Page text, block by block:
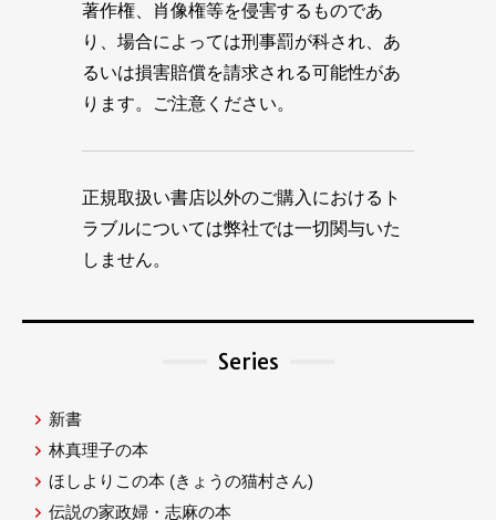
著作権、肖像権等を侵害するものであ
り、場合によっては刑事罰が科され、あ
るいは損害賠償を請求される可能性があ
ります。ご注意ください。
正規取扱い書店以外のご購入におけるト
ラブルについては弊社では一切関与いた
しません。
Series
新書
林真理子の本
ほしよりこの本 (きょうの猫村さん)
伝説の家政婦・志麻の本